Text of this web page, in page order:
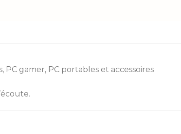
, PC gamer, PC portables et accessoires